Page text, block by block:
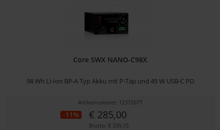
Core SWX NANO-C98X
98 Wh Li-Ion BP-A Typ Akku mit P-Tap und 45 W USB-C PD
Artikelnummer: 12315077
-11% € 285,00
Brutto: € 339,15